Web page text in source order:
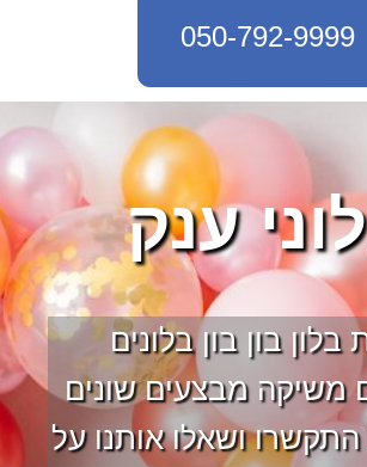
050-792-9999
ענק
בון בון בלונים
משיקה מבצעים שונים
התקשרו ושאלו אותנו על